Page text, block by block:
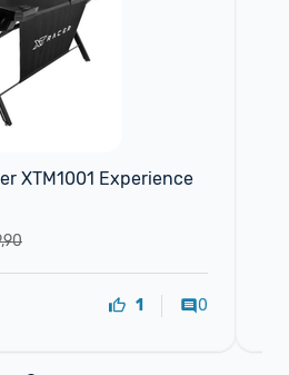
XTM1001 Experience
1 0